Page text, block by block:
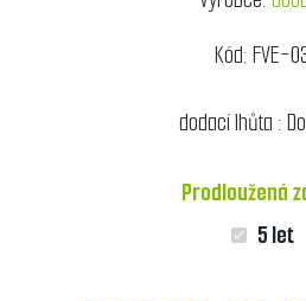
Kód:FVE-
dodací lhůta :
Prodloužená
5 let